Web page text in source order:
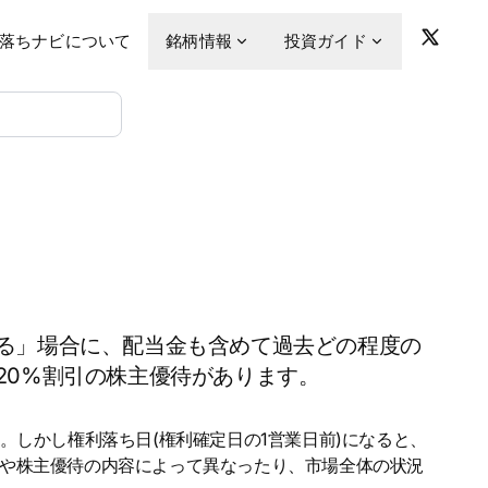
ちナビについて 銘柄情報 投資ガイド
」場合に、配当金も含めて過去どの程度の
割引の株主優待があります。
かし権利落ち日(権利確定日の1営業日前)になると、
株主優待の内容によって異なったり、市場全体の状況